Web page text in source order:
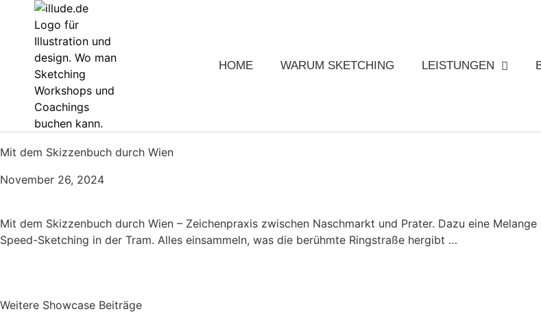
HOME WARUM SKETCHING LEISTUNGEN
Mit dem Skizzenbuch durch Wien
November 26, 2024
Mit dem Skizzenbuch durch Wien – Zeichenpraxis zwischen Naschmarkt und Prater. Dazu eine
Speed-Sketching in der Tram. Alles einsammeln, was die berühmte Ringstraße hergibt …
Weitere Showcase Beiträge